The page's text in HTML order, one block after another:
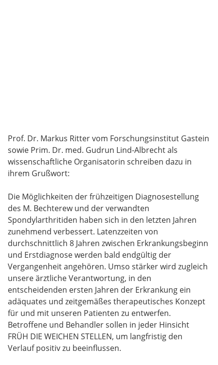
Prof. Dr. Markus Ritter vom Forschungsinstitut Gastein
sowie Prim. Dr. med. Gudrun Lind-Albrecht als
wissenschaftliche Organisatorin schreiben dazu in
ihrem Grußwort:
Die Möglichkeiten der frühzeitigen Diagnosestellung
des M. Bechterew und der verwandten
Spondylarthritiden haben sich in den letzten Jahren
zunehmend verbessert. Latenzzeiten von
durchschnittlich 8 Jahren zwischen Erkrankungsbeginn
und Erstdiagnose werden bald endgültig der
Vergangenheit angehören. Umso stärker wird zugleich
unsere ärztliche Verantwortung, in den
entscheidenden ersten Jahren der Erkrankung ein
adäquates und zeitgemäßes therapeutisches Konzept
für und mit unseren Patienten zu entwerfen.
Betroffene und Behandler sollen in jeder Hinsicht
FRÜH DIE WEICHEN STELLEN, um langfristig den
Verlauf positiv zu beeinflussen.